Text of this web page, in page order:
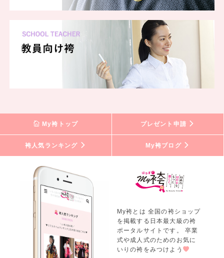
My袴トップ プレゼント申請
袴人気ランキング My袴ブログ
My袴とは 全国の袴ショップ
を掲載する日本最大級の袴
ポータルサイトです。 卒業
式や成人式のためのお気に
いりの袴をみつけよう